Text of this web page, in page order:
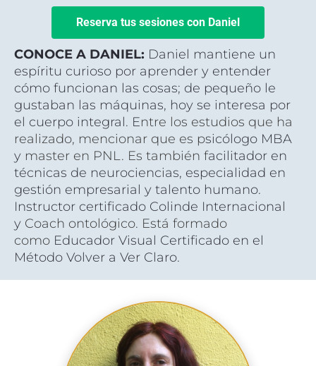
Reserva tus sesiones con Daniel
CONOCE A DANIEL: Daniel mantiene un
espíritu curioso por aprender y entender
cómo funcionan las cosas; de pequeño le
gustaban las máquinas, hoy se interesa por
el cuerpo integral. Entre los estudios que ha
realizado, mencionar que es psicólogo MBA
y master en PNL. Es también facilitador en
técnicas de neurociencias, especialidad en
gestión empresarial y talento humano.
Instructor certificado Colinde Internacional
y Coach ontológico. Está formado
como Educador Visual Certificado en el
Método Volver a Ver Claro.